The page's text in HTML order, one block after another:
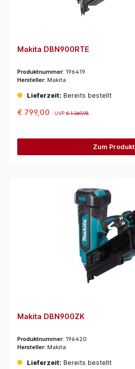
Makita DBN900RTE
Produktnummer: 196419
Hersteller: Makita
Lieferzeit: Bereits bestellt
€ 799,00 UVP€ 1.369,95
Zum Produkt
Makita DBN900ZK
Produktnummer: 196420
Hersteller: Makita
Lieferzeit: Bereits bestellt